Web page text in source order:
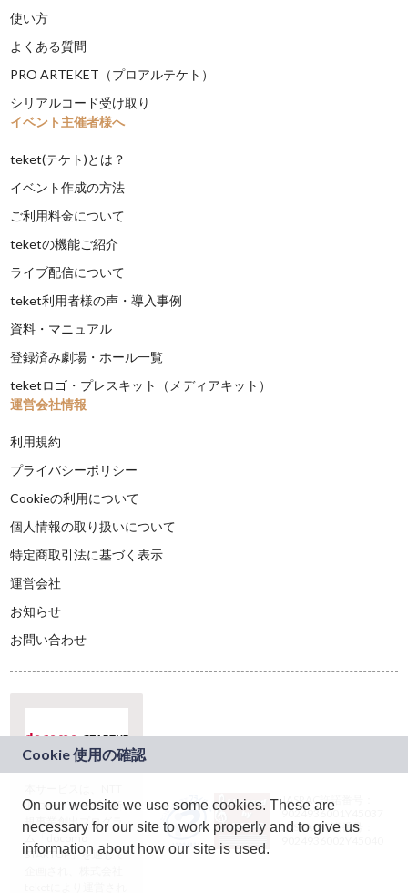
使い方
よくある質問
PRO ARTEKET（プロアルテケト）
シリアルコード受け取り
イベント主催者様へ
teket(テケト)とは？
イベント作成の方法
ご利用料金について
teketの機能ご紹介
ライブ配信について
teket利用者様の声・導入事例
資料・マニュアル
登録済み劇場・ホール一覧
teketロゴ・プレスキット（メディアキット）
運営会社情報
利用規約
プライバシーポリシー
Cookieの利用について
個人情報の取り扱いについて
特定商取引法に基づく表示
運営会社
お知らせ
お問い合わせ
ドコモグループの新
規事業創出プログラ
ム「docomo
STARTUP」を通じて
JASRAC許諾番号：
9024936001Y45037
JASRAC許諾番号：
On our website we use some cookies. These are
necessary for our site to work properly and to give us
information about how our site is used.